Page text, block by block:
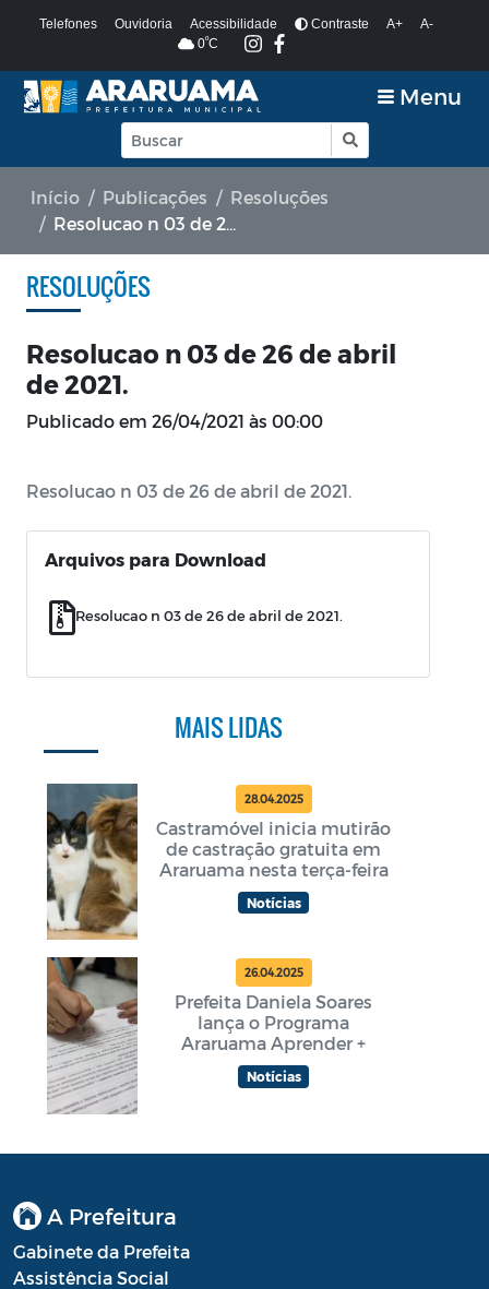
Telefones Ouvidoria Acessibilidade Contraste A+
A-
0ºC
Menu
Início Publicações
Resoluções
Resolucao n 03 de 26 de abril de 2021.
RESOLUÇÕES
Resolucao n 03 de 26 de abril
de 2021.
Publicado em 26/04/2021 às 00:00
Resolucao n 03 de 26 de abril de 2021.
Arquivos para Download
Resolucao n 03 de 26 de abril de 2021.
MAIS LIDAS
28.04.2025
Castramóvel inicia mutirão
de castração gratuita em
Araruama nesta terça-feira
Notícias
26.04.2025
Prefeita Daniela Soares
lança o Programa
Araruama Aprender +
Notícias
A Prefeitura
Gabinete da Prefeita
Assistência Social